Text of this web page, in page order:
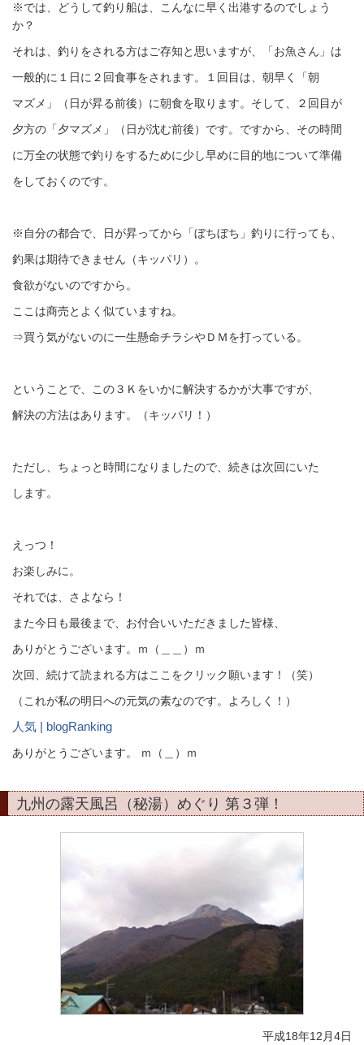
※では、どうして釣り船は、こんなに早く出港するのでしょう
か？
それは、釣りをされる方はご存知と思いますが、「お魚さん」は
一般的に１日に２回食事をされます。１回目は、朝早く「朝
マズメ」（日が昇る前後）に朝食を取ります。そして、２回目が
夕方の「夕マズメ」（日が沈む前後）です。ですから、その時間
に万全の状態で釣りをするために少し早めに目的地について準備
をしておくのです。
※自分の都合で、日が昇ってから「ぼちぼち」釣りに行っても、
釣果は期待できません（キッパリ）。
食欲がないのですから。
ここは商売とよく似ていますね。
⇒買う気がないのに一生懸命チラシやＤＭを打っている。
ということで、この３Ｋをいかに解決するかが大事ですが、
解決の方法はあります。（キッパリ！）
ただし、ちょっと時間になりましたので、続きは次回にいた
します。
えっつ！
お楽しみに。
それでは、さよなら！
また今日も最後まで、お付合いいただきました皆様、
ありがとうございます。ｍ（＿＿）ｍ
次回、続けて読まれる方はここをクリック願います！（笑）
（これが私の明日への元気の素なのです。よろしく！）
人気 | blogRanking
ありがとうございます。 ｍ（＿）ｍ
九州の露天風呂（秘湯）めぐり 第３弾！
平成18年12月4日